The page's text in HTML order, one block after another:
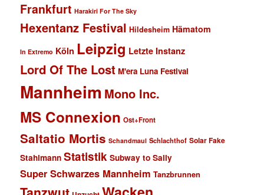
Frankfurt Harakiri For The Sky
Hexentanz Festival Hildesheim Hämatom
In Extremo Köln Leipzig Letzte Instanz
Lord Of The Lost M'era Luna Festival
Mannheim Mono Inc.
MS Connexion Ost+Front
Saltatio Mortis Schandmaul Schlachthof Solar Fake
Stahlmann Statistik Subway to Sally
Super Schwarzes Mannheim Tanzbrunnen